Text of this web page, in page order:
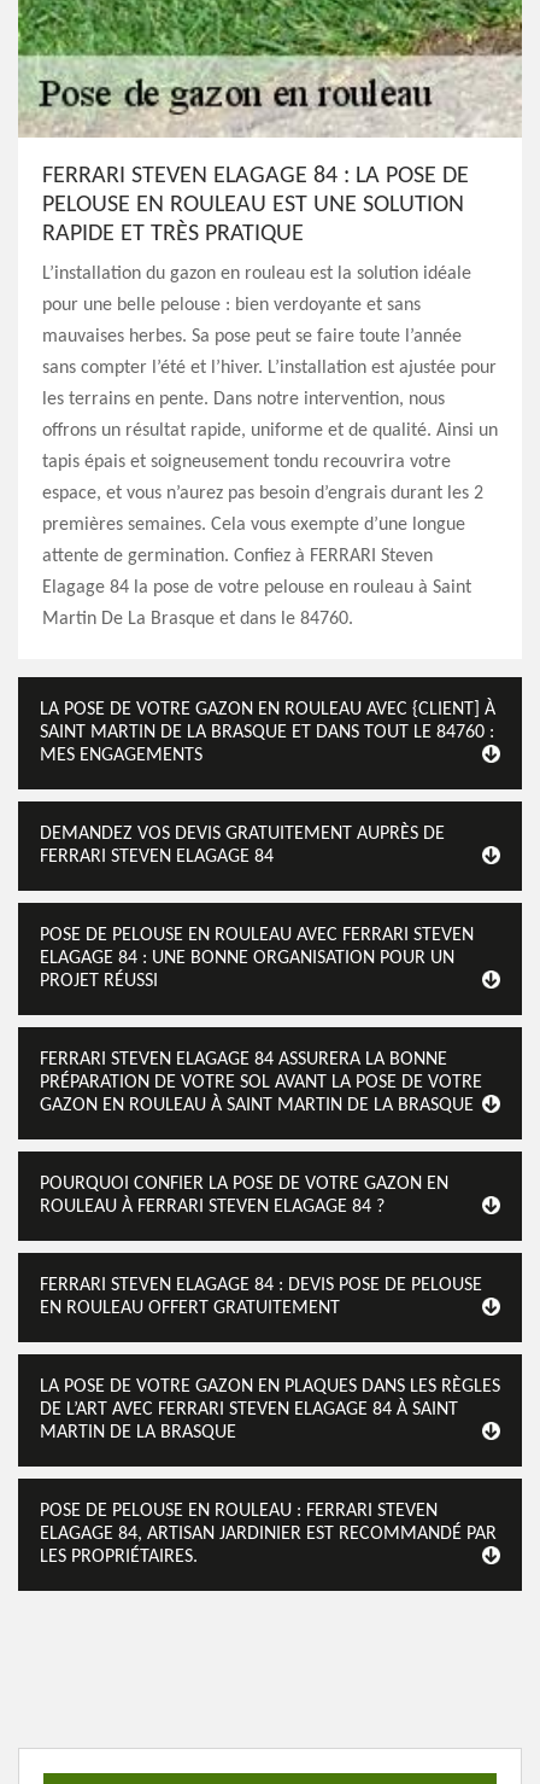
FERRARI STEVEN ELAGAGE 84 : LA POSE DE
PELOUSE EN ROULEAU EST UNE SOLUTION
RAPIDE ET TRÈS PRATIQUE
L’installation du gazon en rouleau est la solution idéale
pour une belle pelouse : bien verdoyante et sans
mauvaises herbes. Sa pose peut se faire toute l’année
sans compter l’été et l’hiver. L’installation est ajustée pour
les terrains en pente. Dans notre intervention, nous
offrons un résultat rapide, uniforme et de qualité. Ainsi un
tapis épais et soigneusement tondu recouvrira votre
espace, et vous n’aurez pas besoin d’engrais durant les 2
premières semaines. Cela vous exempte d’une longue
attente de germination. Confiez à FERRARI Steven
Elagage 84 la pose de votre pelouse en rouleau à Saint
Martin De La Brasque et dans le 84760.
LA POSE DE VOTRE GAZON EN ROULEAU AVEC {CLIENT] À
SAINT MARTIN DE LA BRASQUE ET DANS TOUT LE 84760 :
MES ENGAGEMENTS
DEMANDEZ VOS DEVIS GRATUITEMENT AUPRÈS DE
FERRARI STEVEN ELAGAGE 84
POSE DE PELOUSE EN ROULEAU AVEC FERRARI STEVEN
ELAGAGE 84 : UNE BONNE ORGANISATION POUR UN
PROJET RÉUSSI
FERRARI STEVEN ELAGAGE 84 ASSURERA LA BONNE
PRÉPARATION DE VOTRE SOL AVANT LA POSE DE VOTRE
GAZON EN ROULEAU À SAINT MARTIN DE LA BRASQUE
POURQUOI CONFIER LA POSE DE VOTRE GAZON EN
ROULEAU À FERRARI STEVEN ELAGAGE 84 ?
FERRARI STEVEN ELAGAGE 84 : DEVIS POSE DE PELOUSE
EN ROULEAU OFFERT GRATUITEMENT
LA POSE DE VOTRE GAZON EN PLAQUES DANS LES RÈGLES
DE L’ART AVEC FERRARI STEVEN ELAGAGE 84 À SAINT
MARTIN DE LA BRASQUE
POSE DE PELOUSE EN ROULEAU : FERRARI STEVEN
ELAGAGE 84, ARTISAN JARDINIER EST RECOMMANDÉ PAR
LES PROPRIÉTAIRES.